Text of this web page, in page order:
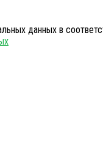
данных в